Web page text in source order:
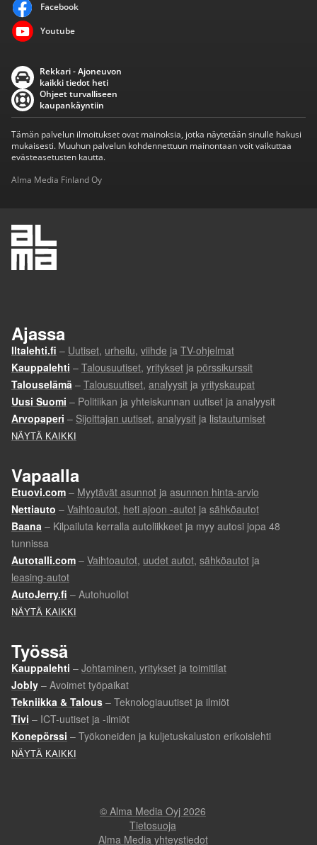
Facebook
Youtube
Rekkari - Ajoneuvon
kaikki tiedot heti
Ohjeet turvalliseen
kaupankäyntiin
Tämän palvelun ilmoitukset ovat mainoksia, jotka näytetään sinulle hakusi
mukaisesti. Muuhun palvelun kohdennettuun mainontaan voit vaikuttaa
evästeasetusten kautta.
Alma Media Finland Oy